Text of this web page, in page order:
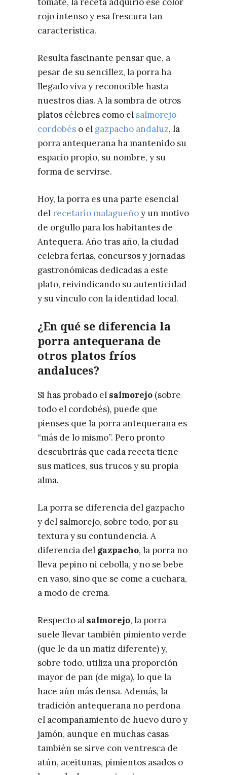
rojo intenso y esa frescura tan
característica.
Resulta fascinante pensar que, a
pesar de su sencillez, la porra ha
llegado viva y reconocible hasta
nuestros días. A la sombra de otros
platos célebres como el salmorejo
cordobés o el gazpacho andaluz, la
porra antequerana ha mantenido su
espacio propio, su nombre, y su
forma de servirse.
Hoy, la porra es una parte esencial
del recetario malagueñoy un motivo
de orgullo para los habitantes de
Antequera. Año tras año, la ciudad
celebra ferias, concursos y jornadas
gastronómicas dedicadas a este
plato, reivindicando su autenticidad
y su vínculo con la identidad local.
¿En qué se diferencia la
porra antequerana de
otros platos fríos
andaluces?
Si has probado el salmorejo (sobre
todo el cordobés), puede que
pienses que la porra antequerana es
“más de lo mismo”. Pero pronto
descubrirás que cada receta tiene
sus matices, sus trucos y su propia
alma.
La porra se diferencia del gazpacho
y del salmorejo, sobre todo, por su
textura y su contundencia. A
diferencia del gazpacho, la porra no
lleva pepino ni cebolla, y no se bebe
en vaso, sino que se come a cuchara,
a modo de crema.
Respecto al salmorejo, la porra
suele llevar también pimiento verde
(que le da un matiz diferente) y,
sobre todo, utiliza una proporción
mayor de pan (de miga), lo que la
hace aún más densa. Además, la
tradición antequerana no perdona
el acompañamiento de huevo duro y
jamón, aunque en muchas casas
también se sirve con ventresca de
atún, aceitunas, pimientos asados o